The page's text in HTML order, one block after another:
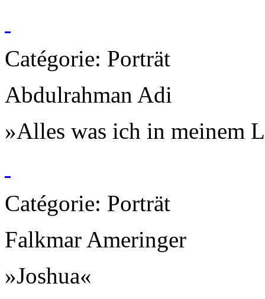
Catégorie: Porträt
Abdulrahman Adi
»Alles was ich in meinem
Catégorie: Porträt
Falkmar Ameringer
»Joshua«